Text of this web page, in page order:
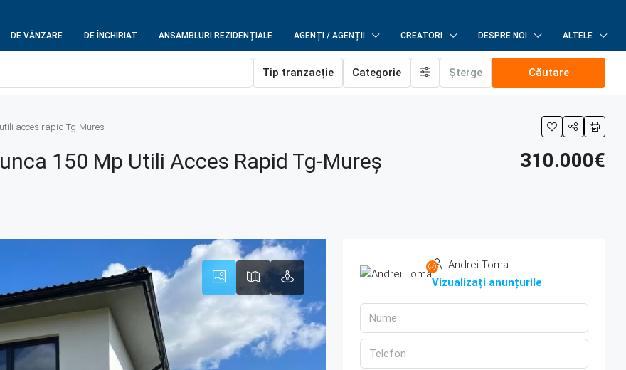
DE VÂNZARE DE ÎNCHIRIAT ANSAMBLURI REZIDENȚIALE AGENȚI / AGENȚII CREATORI DESPRE NOI ALTELE
Tip tranzacție Categorie Șterge Căutare
acces rapid Tg-Mureș
150 Mp Utili Acces Rapid Tg-Mureș 310.000€
Andrei Toma
Vizualizați anunțurile